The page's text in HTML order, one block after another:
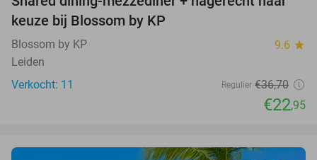
37%
keuze bij Blossom by KP
Blossom by KP 9.6 star
Leiden
Verkocht: 11
Regulier €36,70
€22,95